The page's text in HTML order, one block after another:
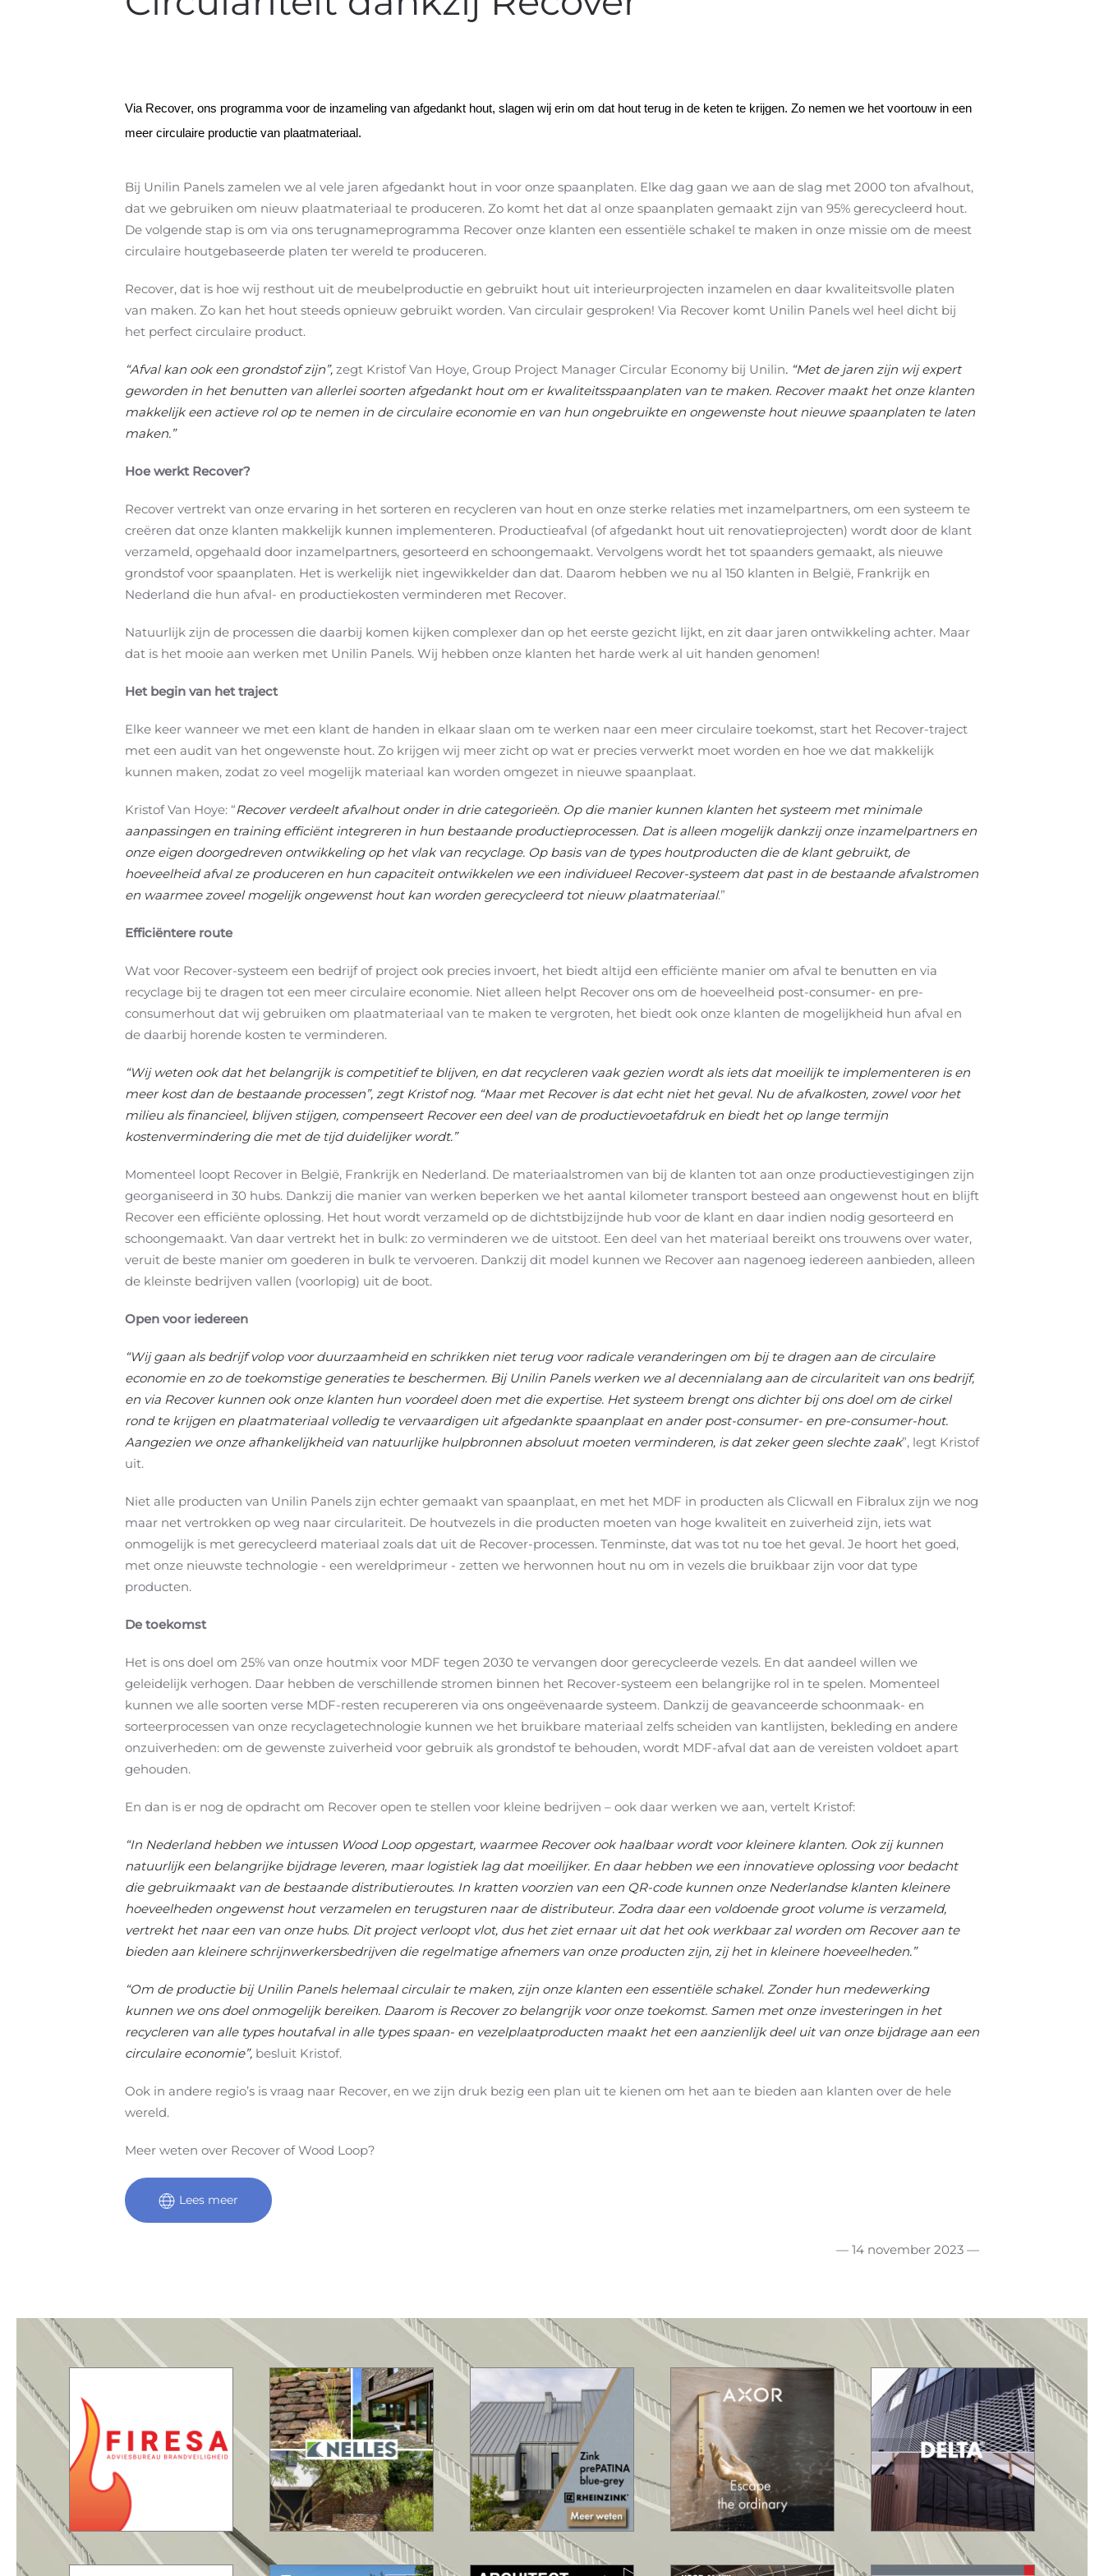
Via Recover, ons programma voor de inzameling van afgedankt hout, slagen wij erin om dat hout terug in de keten te krijgen. Zo nemen we het voortouw in een
meer circulaire productie van plaatmateriaal.
Bij Unilin Panels zamelen we al vele jaren afgedankt hout in voor onze spaanplaten. Elke dag gaan we aan de slag met 2000 ton afvalhout,
dat we gebruiken om nieuw plaatmateriaal te produceren. Zo komt het dat al onze spaanplaten gemaakt zijn van 95% gerecycleerd hout.
De volgende stap is om via ons terugnameprogramma Recover onze klanten een essentiële schakel te maken in onze missie om de meest
circulaire houtgebaseerde platen ter wereld te produceren.
Recover, dat is hoe wij resthout uit de meubelproductie en gebruikt hout uit interieurprojecten inzamelen en daar kwaliteitsvolle platen
van maken. Zo kan het hout steeds opnieuw gebruikt worden. Van circulair gesproken! Via Recover komt Unilin Panels wel heel dicht bij
het perfect circulaire product.
“Afval kan ook een grondstof zijn”, zegt Kristof Van Hoye, Group Project Manager Circular Economy bij Unilin. “Met de jaren zijn wij expert
geworden in het benutten van allerlei soorten afgedankt hout om er kwaliteitsspaanplaten van te maken. Recover maakt het onze klanten
makkelijk een actieve rol op te nemen in de circulaire economie en van hun ongebruikte en ongewenste hout nieuwe spaanplaten te laten
maken.”
Hoe werkt Recover?
Recover vertrekt van onze ervaring in het sorteren en recycleren van hout en onze sterke relaties met inzamelpartners, om een systeem te
creëren dat onze klanten makkelijk kunnen implementeren. Productieafval (of afgedankt hout uit renovatieprojecten) wordt door de klant
verzameld, opgehaald door inzamelpartners, gesorteerd en schoongemaakt. Vervolgens wordt het tot spaanders gemaakt, als nieuwe
grondstof voor spaanplaten. Het is werkelijk niet ingewikkelder dan dat. Daarom hebben we nu al 150 klanten in België, Frankrijk en
Nederland die hun afval- en productiekosten verminderen met Recover.
Natuurlijk zijn de processen die daarbij komen kijken complexer dan op het eerste gezicht lijkt, en zit daar jaren ontwikkeling achter. Maar
dat is het mooie aan werken met Unilin Panels. Wij hebben onze klanten het harde werk al uit handen genomen!
Het begin van het traject
Elke keer wanneer we met een klant de handen in elkaar slaan om te werken naar een meer circulaire toekomst, start het Recover-traject
met een audit van het ongewenste hout. Zo krijgen wij meer zicht op wat er precies verwerkt moet worden en hoe we dat makkelijk
kunnen maken, zodat zo veel mogelijk materiaal kan worden omgezet in nieuwe spaanplaat.
Kristof Van Hoye: “Recover verdeelt afvalhout onder in drie categorieën. Op die manier kunnen klanten het systeem met minimale
aanpassingen en training efficiënt integreren in hun bestaande productieprocessen. Dat is alleen mogelijk dankzij onze inzamelpartners en
onze eigen doorgedreven ontwikkeling op het vlak van recyclage. Op basis van de types houtproducten die de klant gebruikt, de
hoeveelheid afval ze produceren en hun capaciteit ontwikkelen we een individueel Recover-systeem dat past in de bestaande afvalstromen
en waarmee zoveel mogelijk ongewenst hout kan worden gerecycleerd tot nieuw plaatmateriaal.”
Efficiëntere route
Wat voor Recover-systeem een bedrijf of project ook precies invoert, het biedt altijd een efficiënte manier om afval te benutten en via
recyclage bij te dragen tot een meer circulaire economie. Niet alleen helpt Recover ons om de hoeveelheid post-consumer- en pre-
consumerhout dat wij gebruiken om plaatmateriaal van te maken te vergroten, het biedt ook onze klanten de mogelijkheid hun afval en
de daarbij horende kosten te verminderen.
“Wij weten ook dat het belangrijk is competitief te blijven, en dat recycleren vaak gezien wordt als iets dat moeilijk te implementeren is en
meer kost dan de bestaande processen”, zegt Kristof nog. “Maar met Recover is dat echt niet het geval. Nu de afvalkosten, zowel voor het
milieu als financieel, blijven stijgen, compenseert Recover een deel van de productievoetafdruk en biedt het op lange termijn
kostenvermindering die met de tijd duidelijker wordt.”
Momenteel loopt Recover in België, Frankrijk en Nederland. De materiaalstromen van bij de klanten tot aan onze productievestigingen zijn
georganiseerd in 30 hubs. Dankzij die manier van werken beperken we het aantal kilometer transport besteed aan ongewenst hout en blijft
Recover een efficiënte oplossing. Het hout wordt verzameld op de dichtstbijzijnde hub voor de klant en daar indien nodig gesorteerd en
schoongemaakt. Van daar vertrekt het in bulk: zo verminderen we de uitstoot. Een deel van het materiaal bereikt ons trouwens over water,
veruit de beste manier om goederen in bulk te vervoeren. Dankzij dit model kunnen we Recover aan nagenoeg iedereen aanbieden, alleen
de kleinste bedrijven vallen (voorlopig) uit de boot.
Open voor iedereen
“Wij gaan als bedrijf volop voor duurzaamheid en schrikken niet terug voor radicale veranderingen om bij te dragen aan de circulaire
economie en zo de toekomstige generaties te beschermen. Bij Unilin Panels werken we al decennialang aan de circulariteit van ons bedrijf,
en via Recover kunnen ook onze klanten hun voordeel doen met die expertise. Het systeem brengt ons dichter bij ons doel om de cirkel
rond te krijgen en plaatmateriaal volledig te vervaardigen uit afgedankte spaanplaat en ander post-consumer- en pre-consumer-hout.
Aangezien we onze afhankelijkheid van natuurlijke hulpbronnen absoluut moeten verminderen, is dat zeker geen slechte zaak”, legt Kristof
uit.
Niet alle producten van Unilin Panels zijn echter gemaakt van spaanplaat, en met het MDF in producten als Clicwall en Fibralux zijn we nog
maar net vertrokken op weg naar circulariteit. De houtvezels in die producten moeten van hoge kwaliteit en zuiverheid zijn, iets wat
onmogelijk is met gerecycleerd materiaal zoals dat uit de Recover-processen. Tenminste, dat was tot nu toe het geval. Je hoort het goed,
met onze nieuwste technologie - een wereldprimeur - zetten we herwonnen hout nu om in vezels die bruikbaar zijn voor dat type
producten.
De toekomst
Het is ons doel om 25% van onze houtmix voor MDF tegen 2030 te vervangen door gerecycleerde vezels. En dat aandeel willen we
geleidelijk verhogen. Daar hebben de verschillende stromen binnen het Recover-systeem een belangrijke rol in te spelen. Momenteel
kunnen we alle soorten verse MDF-resten recupereren via ons ongeëvenaarde systeem. Dankzij de geavanceerde schoonmaak- en
sorteerprocessen van onze recyclagetechnologie kunnen we het bruikbare materiaal zelfs scheiden van kantlijsten, bekleding en andere
onzuiverheden: om de gewenste zuiverheid voor gebruik als grondstof te behouden, wordt MDF-afval dat aan de vereisten voldoet apart
gehouden.
En dan is er nog de opdracht om Recover open te stellen voor kleine bedrijven – ook daar werken we aan, vertelt Kristof:
“In Nederland hebben we intussen Wood Loop opgestart, waarmee Recover ook haalbaar wordt voor kleinere klanten. Ook zij kunnen
natuurlijk een belangrijke bijdrage leveren, maar logistiek lag dat moeilijker. En daar hebben we een innovatieve oplossing voor bedacht
die gebruikmaakt van de bestaande distributieroutes. In kratten voorzien van een QR-code kunnen onze Nederlandse klanten kleinere
hoeveelheden ongewenst hout verzamelen en terugsturen naar de distributeur. Zodra daar een voldoende groot volume is verzameld,
vertrekt het naar een van onze hubs. Dit project verloopt vlot, dus het ziet ernaar uit dat het ook werkbaar zal worden om Recover aan te
bieden aan kleinere schrijnwerkersbedrijven die regelmatige afnemers van onze producten zijn, zij het in kleinere hoeveelheden.”
“Om de productie bij Unilin Panels helemaal circulair te maken, zijn onze klanten een essentiële schakel. Zonder hun medewerking
kunnen we ons doel onmogelijk bereiken. Daarom is Recover zo belangrijk voor onze toekomst. Samen met onze investeringen in het
recycleren van alle types houtafval in alle types spaan- en vezelplaatproducten maakt het een aanzienlijk deel uit van onze bijdrage aan een
circulaire economie”, besluit Kristof.
Ook in andere regio’s is vraag naar Recover, en we zijn druk bezig een plan uit te kienen om het aan te bieden aan klanten over de hele
wereld.
Meer weten over Recover of Wood Loop?
Lees meer
— 14 november 2023 —